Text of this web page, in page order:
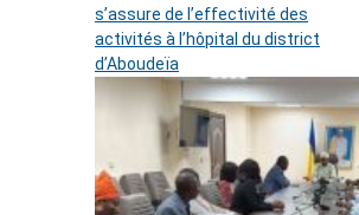
s’assure de l’effectivité des
activités à l’hôpital du district
d’Aboudeïa